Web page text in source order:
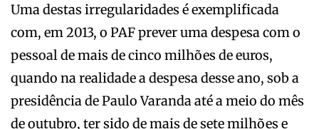
Uma destas irregularidades é exemplificada
com, em 2013, o PAF prever uma despesa com o
pessoal de mais de cinco milhões de euros,
quando na realidade a despesa desse ano, sob a
presidência de Paulo Varanda até a meio do mês
de outubro, ter sido de mais de sete milhões e